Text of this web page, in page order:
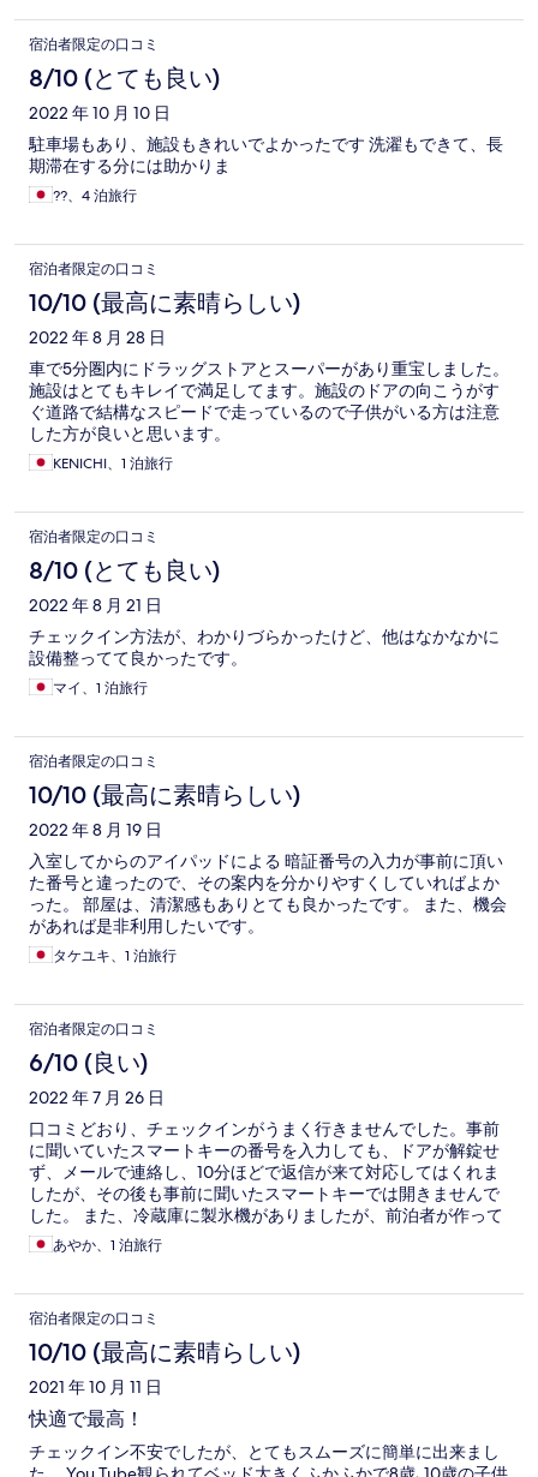
宿泊者限定の口コミ
8/10 (とても良い)
2022 年 10 月 10 日
駐車場もあり、施設もきれいでよかったです 洗濯もできて、長
期滞在する分には助かりま
??、4 泊旅行
宿泊者限定の口コミ
10/10 (最高に素晴らしい)
2022 年 8 月 28 日
車で5分圏内にドラッグストアとスーパーがあり重宝しました。
施設はとてもキレイで満足してます。施設のドアの向こうがす
ぐ道路で結構なスピードで走っているので子供がいる方は注意
した方が良いと思います。
KENICHI、1 泊旅行
宿泊者限定の口コミ
8/10 (とても良い)
2022 年 8 月 21 日
チェックイン方法が、わかりづらかったけど、他はなかなかに
設備整ってて良かったです。
マイ、1 泊旅行
宿泊者限定の口コミ
10/10 (最高に素晴らしい)
2022 年 8 月 19 日
入室してからのアイパッドによる 暗証番号の入力が事前に頂い
た番号と違ったので、その案内を分かりやすくしていればよか
った。 部屋は、清潔感もありとても良かったです。 また、機会
があれば是非利用したいです。
タケユキ、1 泊旅行
宿泊者限定の口コミ
6/10 (良い)
2022 年 7 月 26 日
口コミどおり、チェックインがうまく行きませんでした。事前
に聞いていたスマートキーの番号を入力しても、ドアが解錠せ
ず、メールで連絡し、10分ほどで返信が来て対応してはくれま
したが、その後も事前に聞いたスマートキーでは開きませんで
した。 また、冷蔵庫に製氷機がありましたが、前泊者が作って
忘れて行ったと思われる氷が残っていました。 掃除機もあって
助かりましたが、ゴミがそのままになっていて、こちらも前泊
分だったので、そのような面が非常に残念です。
あやか、1 泊旅行
宿泊者限定の口コミ
10/10 (最高に素晴らしい)
2021 年 10 月 11 日
快適で最高！
チェックイン不安でしたが、とてもスムーズに簡単に出来まし